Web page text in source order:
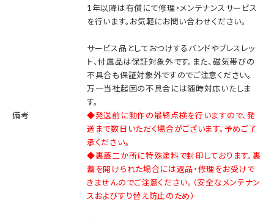
1年以降は有償にて修理・メンテナンスサービス
を行います。お気軽にお問い合わせください。
サービス品としておつけするバンドやブレスレッ
ト、付属品は保証対象外です。また、磁気帯びの
不具合も保証対象外ですのでご注意ください。
万一当社起因の不具合には随時対応いたしま
す。
備考
◆発送前に動作の最終点検を行いますので、発
送まで数日いただく場合がございます。予めご了
承ください。
◆裏蓋二か所に特殊塗料で封印しております。裏
蓋を開けられた場合には返品・修理をお受けで
きませんのでご注意ください。（安全なメンテナン
スおよびすり替え防止のため）